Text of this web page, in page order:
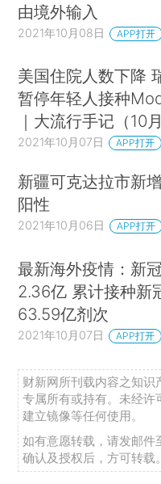
由境外输入
2021年10月08日 APP打开
美国住院人数下降
暂停年轻人接种
｜大流行手记（10
2021年10月07日 APP打开
新疆可克达拉市新
阳性
2021年10月06日 APP打开
最新海外疫情：新
2.36亿 累计接种新
63.59亿剂次
2021年10月07日 APP打开
财新网所刊载内容之知识
专属所有或持有。未经许
建立镜像等任何使用。
如有意愿转载，请发邮件
确认及授权后，方可转载。